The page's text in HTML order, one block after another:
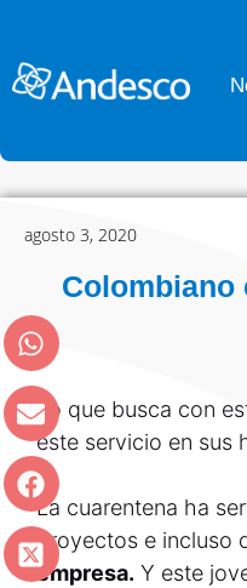
agosto 3, 2020
Colombiano
Lo que busca con
este servicio en sus
La cuarentena ha
proyectos e incluso
empresa. Y este